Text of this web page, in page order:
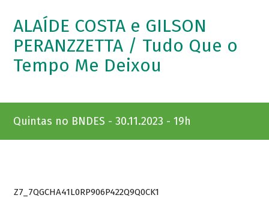
ALAÍDE COSTA e GILSON
PERANZZETTA / Tudo Que o
Tempo Me Deixou
Quintas no BNDES - 30.11.2023 - 19h
Z7_7QGCHA41L0RP906P422Q9Q0CK1